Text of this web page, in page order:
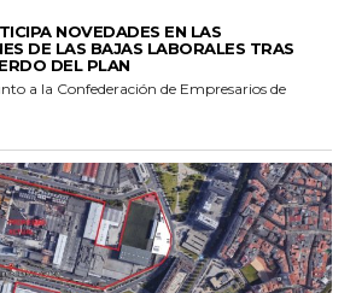
NOVEDADES EN LAS
DE LAS BAJAS LABORALES TRAS
DEL PLAN
a la Confederación de Empresarios de